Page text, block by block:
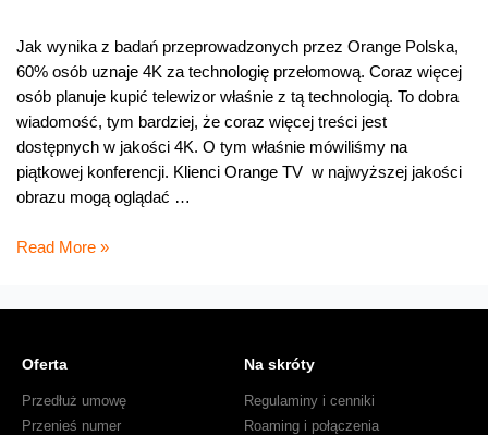
Jak wynika z badań przeprowadzonych przez Orange Polska,
60% osób uznaje 4K za technologię przełomową. Coraz więcej
osób planuje kupić telewizor właśnie z tą technologią. To dobra
wiadomość, tym bardziej, że coraz więcej treści jest
dostępnych w jakości 4K. O tym właśnie mówiliśmy na
piątkowej konferencji. Klienci Orange TV w najwyższej jakości
obrazu mogą oglądać …
Więcej
w
Orange
TV
Read More »
Oferta
Przedłuż umowę
Przenieś numer
Na skróty
Regulaminy i cenniki
Roaming i połączenia